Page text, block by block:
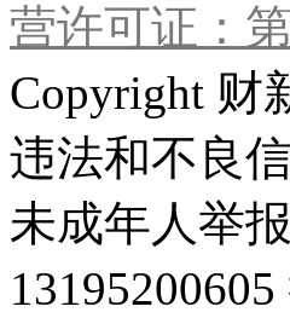
营许可证：
Copyright 财
违法和不良
未成年人举